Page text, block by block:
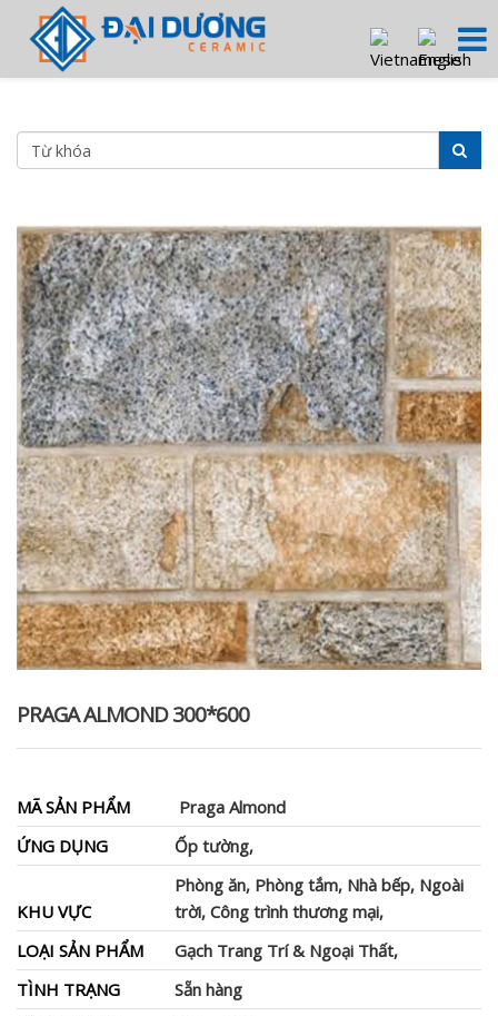
PRAGA ALMOND 300*600
MÃ SẢN PHẨM
Praga Almond
ỨNG DỤNG
Ốp tường,
KHU VỰC
Phòng ăn, Phòng tắm, Nhà bếp, Ngoài
trời, Công trình thương mại,
LOẠI SẢN PHẨM
Gạch Trang Trí & Ngoại Thất,
TÌNH TRẠNG
Sẵn hàng